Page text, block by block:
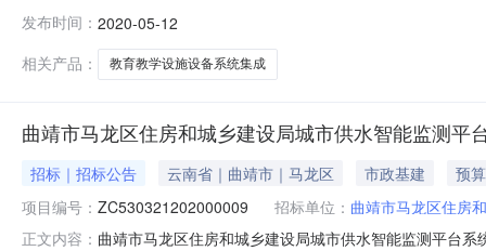
目在推进过程中出现重大变故，采购任务取消。依据《
学综合楼教育教学设施设
发布时间： 2020-05-12
相关产品：
教育教学设施设备系统集成
曲靖市马龙区住房和城乡建设局城市供水智能监测平
招标｜招标公告 云南省｜曲靖市｜马龙区 市政基建
预
项目编号： ZC530321202000009 招标单位： 曲靖市马龙区住房
正文内容： 曲靖市马龙区住房和城乡建设局城市供水智能监测平台